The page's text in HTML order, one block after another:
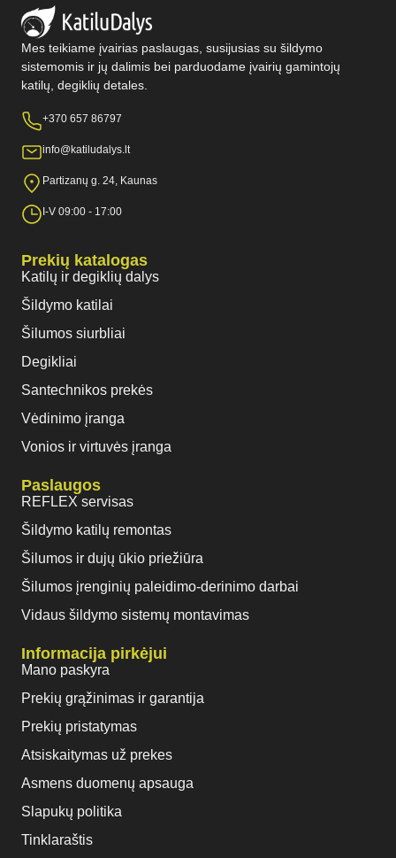
Mes teikiame įvairias paslaugas, susijusias su šildymo
sistemomis ir jų dalimis bei parduodame įvairių gamintojų
katilų, degiklių detales.
+370 657 86797
info@katiludalys.lt
Partizanų g. 24, Kaunas
I-V 09:00 - 17:00
Prekių katalogas
Katilų ir degiklių dalys
Šildymo katilai
Šilumos siurbliai
Degikliai
Santechnikos prekės
Vėdinimo įranga
Vonios ir virtuvės įranga
Paslaugos
REFLEX servisas
Šildymo katilų remontas
Šilumos ir dujų ūkio priežiūra
Šilumos įrenginių paleidimo-derinimo darbai
Vidaus šildymo sistemų montavimas
Informacija pirkėjui
Mano paskyra
Prekių grąžinimas ir garantija
Prekių pristatymas
Atsiskaitymas už prekes
Asmens duomenų apsauga
Slapukų politika
Tinklaraštis